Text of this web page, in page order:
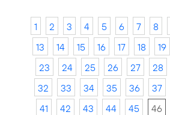
1 2 3 4 5 6 7 8
13
14 15 16 17 18 19
23
24 25 26 27 28
32
33 34 35 36 37
41
42 43 44 45 46